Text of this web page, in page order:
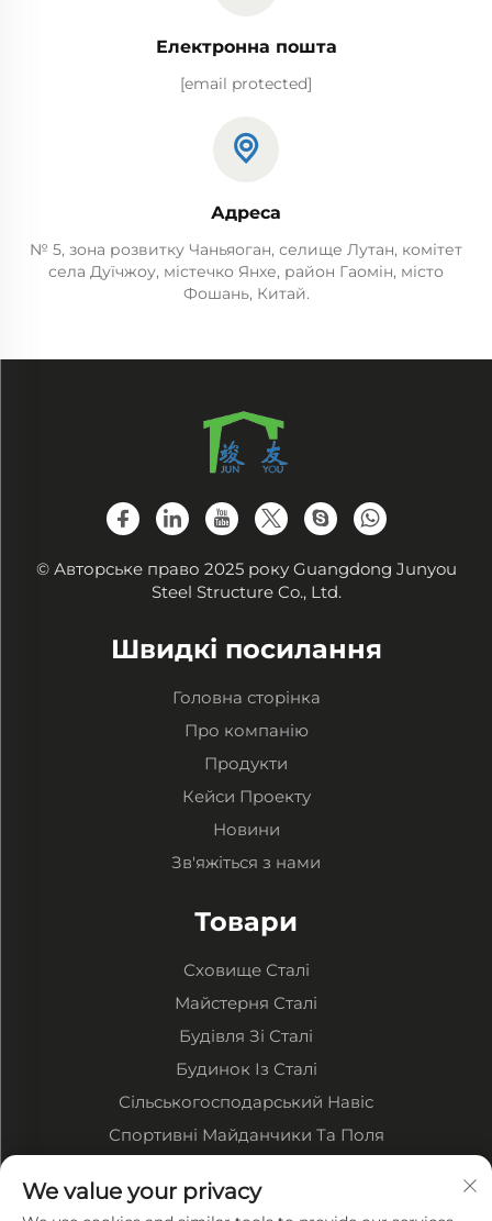
Електронна пошта
[email protected]
Адреса
№ 5, зона розвитку Чаньяоган, селище Лутан, комітет
села Дуїчжоу, містечко Янхе, район Гаомін, місто
Фошань, Китай.
© Авторське право 2025 року Guangdong Junyou
Steel Structure Co., Ltd.
Швидкі посилання
Головна сторінка
Про компанію
Продукти
Кейси Проекту
Новини
Зв'яжіться з нами
Товари
Сховище Сталі
Майстерня Сталі
Будівля Зі Сталі
Будинок Із Сталі
Сільськогосподарський Навіс
Спортивні Майданчики Та Поля
ПРО КОМПАНІЮ
We value your privacy